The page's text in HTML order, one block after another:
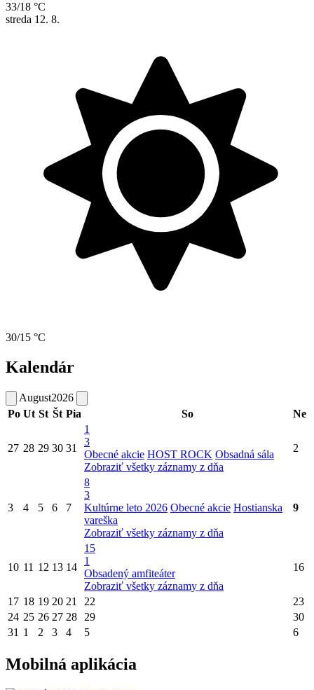
33/18 °C
streda 12. 8.
30/15 °C
Kalendár
August2026
Po Ut St Št Pia So Ne
27 28 29 30 31
1
3
Obecné akcie HOST ROCK Obsadná sála
Zobraziť všetky záznamy z dňa
2
3 4 5 6 7
8
3
Kultúrne leto 2026 Obecné akcie Hostianska
vareška
Zobraziť všetky záznamy z dňa
9
10 11 12 13 14
15
1
Obsadený amfiteáter
Zobraziť všetky záznamy z dňa
16
17 18 19 20 21 22
23
24 25 26 27 28 29
30
31 1 2 3 4 5 6
Mobilná aplikácia